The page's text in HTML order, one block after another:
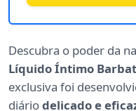
Descubra o poder da
Líquido Íntimo
exclusiva foi
diáriodelicado e